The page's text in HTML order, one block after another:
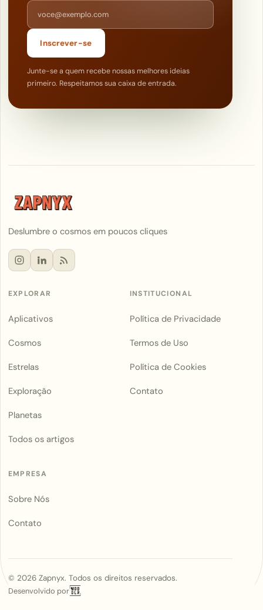
Endereço de e-mail
Inscrever-se
Junte-se a quem recebe nossas melhores ideias
primeiro. Respeitamos sua caixa de entrada.
Deslumbre o cosmos em poucos cliques
EXPLORAR
Aplicativos
Cosmos
Estrelas
Exploração
Planetas
Todos os artigos
INSTITUCIONAL
Política de Privacidade
Termos de Uso
Política de Cookies
Contato
EMPRESA
Sobre Nós
Contato
© 2026Zapnyx. Todos os direitos reservados.
Desenvolvido por